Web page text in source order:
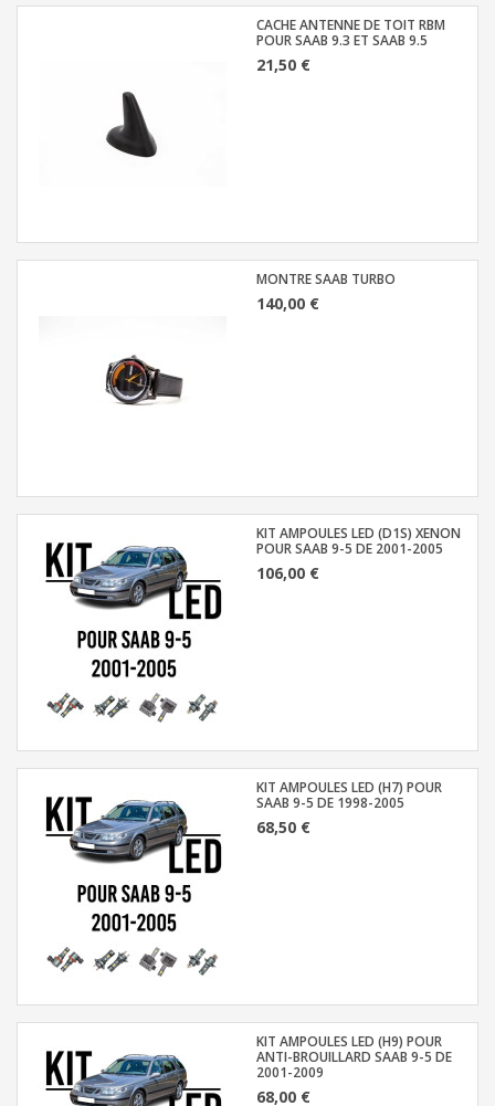
CACHE ANTENNE DE TOIT RBM
POUR SAAB 9.3 ET SAAB 9.5
21,50 €
MONTRE SAAB TURBO
140,00 €
KIT AMPOULES LED (D1S) XENON
POUR SAAB 9-5 DE 2001-2005
106,00 €
KIT AMPOULES LED (H7) POUR
SAAB 9-5 DE 1998-2005
68,50 €
KIT AMPOULES LED (H9) POUR
ANTI-BROUILLARD SAAB 9-5 DE
2001-2009
68,00 €